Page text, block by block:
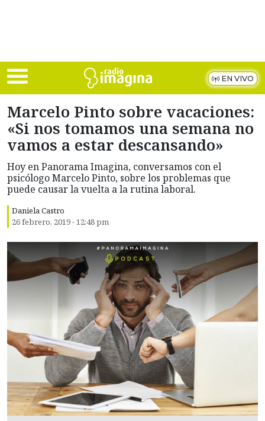
EN VIVO
Marcelo Pinto sobre vacaciones:
«Si nos tomamos una semana no
vamos a estar descansando»
Hoy en Panorama Imagina, conversamos con el
psicólogo Marcelo Pinto, sobre los problemas que
puede causar la vuelta a la rutina laboral.
Daniela Castro
26 febrero, 2019 - 12:48 pm